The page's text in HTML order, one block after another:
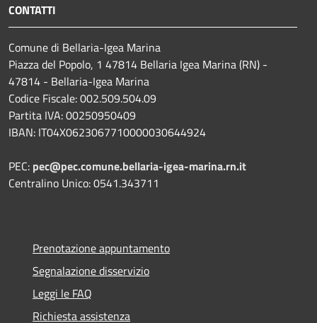
CONTATTI
Comune di Bellaria-Igea Marina
Piazza del Popolo, 1 47814 Bellaria Igea Marina (RN) -
47814 - Bellaria-Igea Marina
Codice Fiscale: 002.509.504.09
Partita IVA: 00250950409
IBAN: IT04X0623067710000030644924
PEC: pec@pec.comune.bellaria-igea-marina.rn.it
Centralino Unico: 0541.343711
Prenotazione appuntamento
Segnalazione disservizio
Leggi le FAQ
Richiesta assistenza